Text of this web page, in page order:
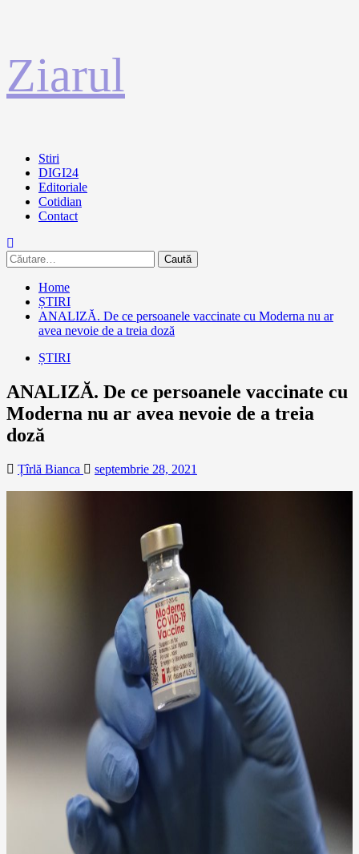
la
conținut
Ziarul
Primary
Menu
Stiri
DIGI24
Editoriale
Cotidian
Contact
Caută
după:
Home
ȘTIRI
ANALIZĂ. De ce persoanele vaccinate cu Moderna nu ar
avea nevoie de a treia doză
ȘTIRI
ANALIZĂ. De ce persoanele vaccinate cu
Moderna nu ar avea nevoie de a treia
doză
Țîrlă Bianca septembrie 28, 2021